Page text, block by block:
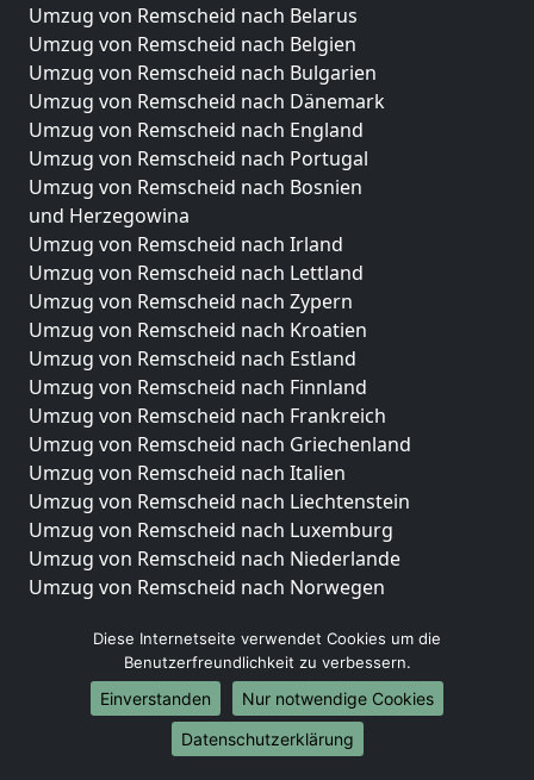
Umzug von Remscheid nach Belarus
Umzug von Remscheid nach Belgien
Umzug von Remscheid nach Bulgarien
Umzug von Remscheid nach Dänemark
Umzug von Remscheid nach England
Umzug von Remscheid nach Portugal
Umzug von Remscheid nach Bosnien
und Herzegowina
Umzug von Remscheid nach Irland
Umzug von Remscheid nach Lettland
Umzug von Remscheid nach Zypern
Umzug von Remscheid nach Kroatien
Umzug von Remscheid nach Estland
Umzug von Remscheid nach Finnland
Umzug von Remscheid nach Frankreich
Umzug von Remscheid nach Griechenland
Umzug von Remscheid nach Italien
Umzug von Remscheid nach Liechtenstein
Umzug von Remscheid nach Luxemburg
Umzug von Remscheid nach Niederlande
Umzug von Remscheid nach Norwegen
Umzüge-Deutschlandweit
Umzug von Remscheid nach Berlin
Umzug von Remscheid nach Hamburg
Umzug von Remscheid nach München
Umzug von Remscheid nach Köln
Diese Internetseite verwendet Cookies um die
Benutzerfreundlichkeit zu verbessern.
Einverstanden
Nur notwendige Cookies
Datenschutzerklärung